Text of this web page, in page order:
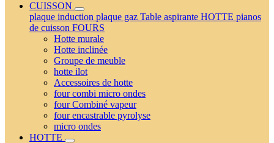
CUISSON
plaque induction plaque gaz Table aspirante HOTTE pianos
de cuisson FOURS
Hotte murale
Hotte inclinée
Groupe de meuble
hotte ilot
Accessoires de hotte
four combi micro ondes
four Combiné vapeur
four encastrable pyrolyse
micro ondes
HOTTE